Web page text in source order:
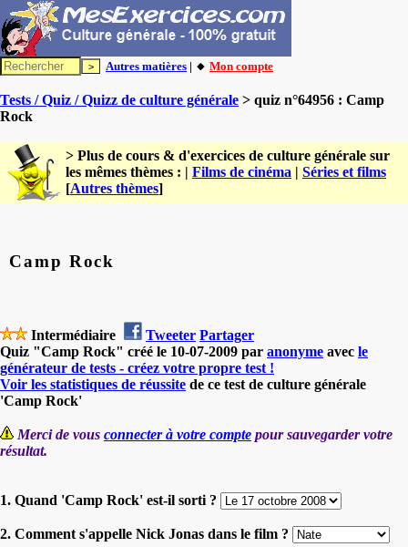
Autres matières | 🔸 Mon compte
Tests / Quiz / Quizz de culture générale > quiz n°64956 : Camp
Rock
> Plus de cours & d'exercices de culture générale sur
les mêmes thèmes : | Films de cinéma | Séries et films
[Autres thèmes]
Camp Rock
Intermédiaire Tweeter Partager
Quiz "Camp Rock" créé le 10-07-2009 par anonyme avec le
générateur de tests - créez votre propre test !
Voir les statistiques de réussite de ce test de culture générale
'Camp Rock'
Merci de vous connecter à votre compte pour sauvegarder votre
résultat.
1. Quand 'Camp Rock' est-il sorti ?
2. Comment s'appelle Nick Jonas dans le film ?